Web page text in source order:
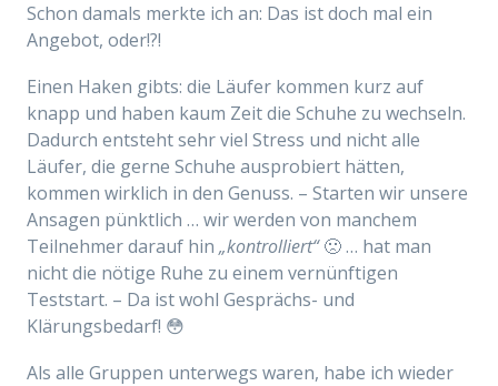
Schon damals merkte ich an: Das ist doch mal ein
Angebot, oder!?!
Einen Haken gibts: die Läufer kommen kurz auf
knapp und haben kaum Zeit die Schuhe zu wechseln.
Dadurch entsteht sehr viel Stress und nicht alle
Läufer, die gerne Schuhe ausprobiert hätten,
kommen wirklich in den Genuss. – Starten wir unsere
Ansagen pünktlich … wir werden von manchem
Teilnehmer darauf hin „kontrolliert“🙁 … hat man
nicht die nötige Ruhe zu einem vernünftigen
Teststart. – Da ist wohl Gesprächs- und
Klärungsbedarf! 😳
Als alle Gruppen unterwegs waren, habe ich wieder